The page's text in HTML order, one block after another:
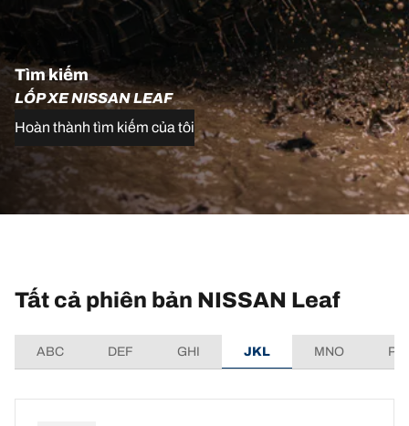
Tìm kiếm
LỐP XE NISSAN LEAF
Hoàn thành tìm kiếm của tôi
Tất cả phiên bản NISSAN Leaf
ABC DEF GHI JKL MNO